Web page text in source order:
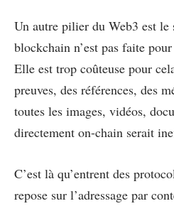
Un autre pilier du Web3 est le
blockchain n’est pas faite
Elle est trop coûteuse pour
preuves, des références, des
toutes les images, vidéos,
directement on-chain serait
C’est là qu’entrent des
repose sur l’adressage par